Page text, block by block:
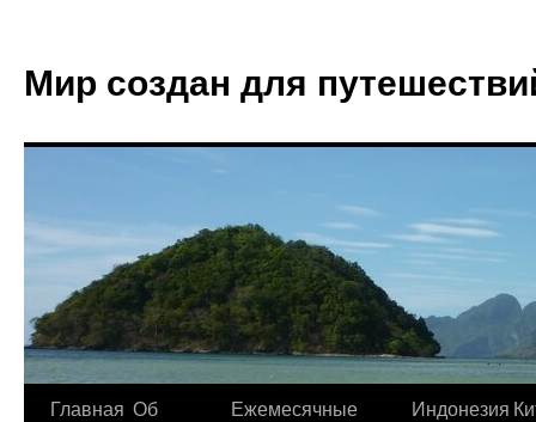
Мир создан для
Главная Об
Ежемесячные
Индонезия